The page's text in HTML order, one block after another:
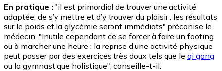
En pratique : "il est primordial de trouver une activité
adaptée, de s’y mettre et d’y trouver du plaisir : les résultats
sur le poids et la glycémie seront immédiats" préconise le
médecin. "Inutile cependant de se forcer à faire un footing
ou à marcher une heure : la reprise d’une activité physique
peut passer par des exercices très doux tels que le qi gong
ou la gymnastique holistique", conseille-t-il.